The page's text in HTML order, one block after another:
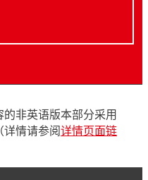
的非英语版本部分采用
详情请参阅详情页面链